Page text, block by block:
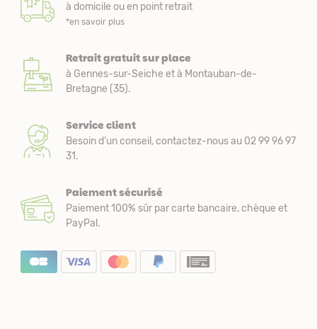
à domicile ou en point retrait
*en savoir plus
Retrait gratuit sur place
à Gennes-sur-Seiche et à Montauban-de-
Bretagne (35).
Service client
Besoin d’un conseil, contactez-nous au 02 99 96 97
31.
Paiement sécurisé
Paiement 100% sûr par carte bancaire, chèque et
PayPal.